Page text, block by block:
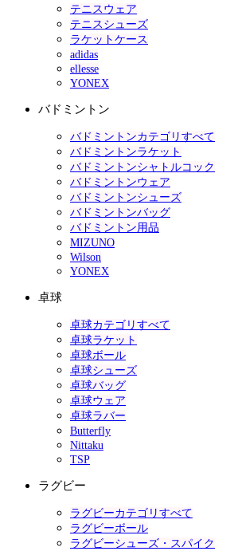
テニスウェア
テニスシューズ
ラケットケース
adidas
ellesse
YONEX
バドミントン
バドミントンカテゴリすべて
バドミントンラケット
バドミントンシャトルコック
バドミントンウェア
バドミントンシューズ
バドミントンバッグ
バドミントン用品
MIZUNO
Wilson
YONEX
卓球
卓球カテゴリすべて
卓球ラケット
卓球ボール
卓球シューズ
卓球バッグ
卓球ウェア
卓球ラバー
Butterfly
Nittaku
TSP
ラグビー
ラグビーカテゴリすべて
ラグビーボール
ラグビーシューズ・スパイク